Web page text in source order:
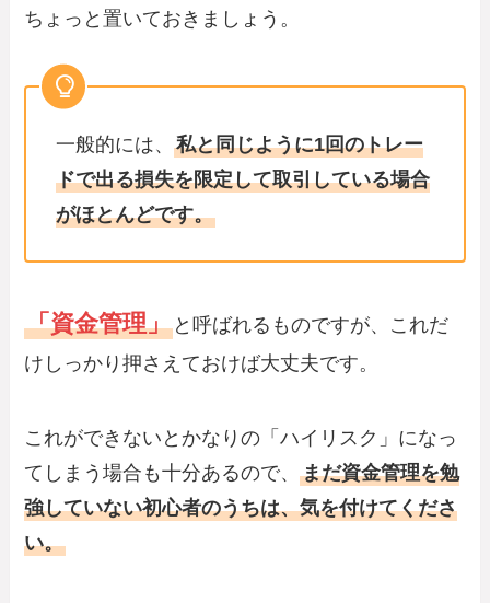
ちょっと置いておきましょう。
一般的には、私と同じように1回のトレー
ドで出る損失を限定して取引している場合
がほとんどです。
「資金管理」 と呼ばれるものですが、これだ
けしっかり押さえておけば大丈夫です。
これができないとかなりの「ハイリスク」になっ
てしまう場合も十分あるので、まだ資金管理を勉
強していない初心者のうちは、気を付けてくださ
い。